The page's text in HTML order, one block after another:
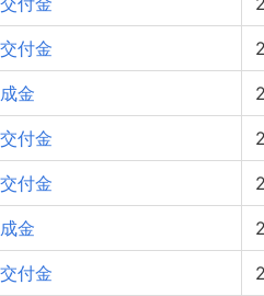
付金
金
付金
付金
金
付金